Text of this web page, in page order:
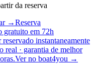
da reserva
→Reserva
gratuito em 72h
reservado instantaneamente
real · garantia de melhor
Ver no boat4you →